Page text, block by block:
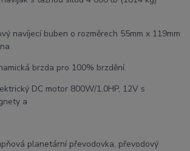
navíjecí buben o rozměrech 55mm x 119mm
brzda pro 100% brzdění.
DC motor 800W/1,0HP, 12V s
a
planetární převodovka, převodový